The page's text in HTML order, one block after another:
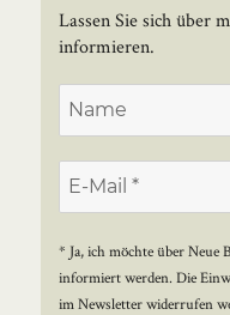
Lassen Sie sich über
informieren.
* Ja, ich möchte über Neue
informiert werden. Die
im Newsletter widerrufen